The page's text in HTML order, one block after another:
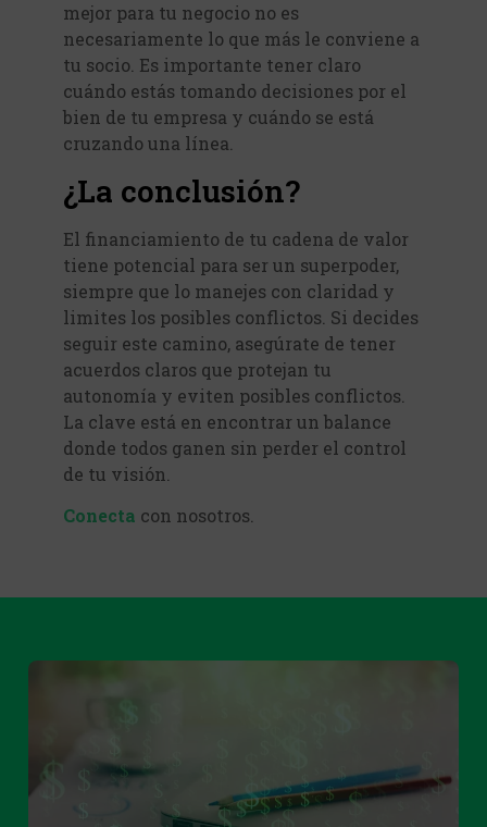
mejor para tu negocio no es
necesariamente lo que más le conviene a
tu socio. Es importante tener claro
cuándo estás tomando decisiones por el
bien de tu empresa y cuándo se está
cruzando una línea.
¿La conclusión?
El financiamiento de tu cadena de valor
tiene potencial para ser un superpoder,
siempre que lo manejes con claridad y
limites los posibles conflictos. Si decides
seguir este camino, asegúrate de tener
acuerdos claros que protejan tu
autonomía y eviten posibles conflictos.
La clave está en encontrar un balance
donde todos ganen sin perder el control
de tu visión.
Conecta con nosotros.